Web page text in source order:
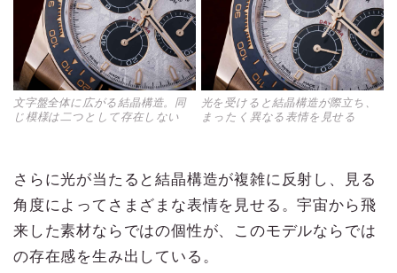
光を受けると結晶構造が際立ち、
まったく異なる表情を見せる
文字盤全体に広がる結晶構造。同
じ模様は二つとして存在しない
さらに光が当たると結晶構造が複雑に反射し、見る
角度によってさまざまな表情を見せる。宇宙から飛
来した素材ならではの個性が、このモデルならでは
の存在感を生み出している。